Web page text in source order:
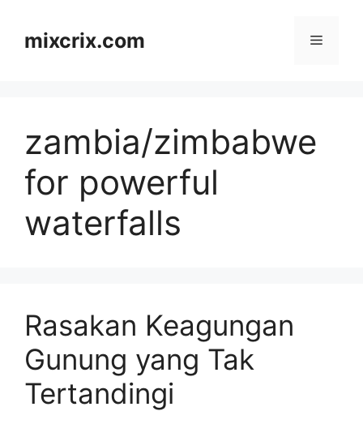
contentmixcrix.com Menu
zambia/zimbabwe
for powerful
waterfalls
Rasakan Keagungan
Gunung yang Tak
Tertandingi